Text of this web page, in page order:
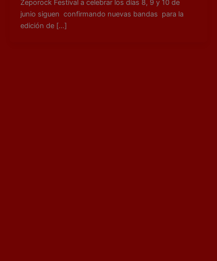
Zeporock Festival a celebrar los días 8, 9 y 10 de
junio siguen confirmando nuevas bandas para la
edición de […]